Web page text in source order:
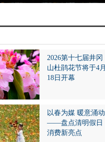
2026第十七届井冈
山杜鹃花节将于4月
18日开幕
以春为媒 暖意涌动
——盘点清明假日
消费新亮点